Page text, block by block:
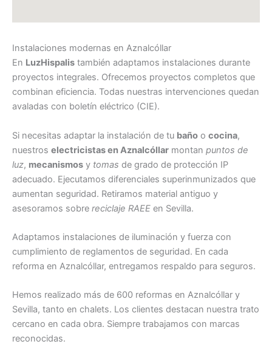
Instalaciones modernas en Aznalcóllar
En LuzHispalis también adaptamos instalaciones durante
proyectos integrales. Ofrecemos proyectos completos que
combinan eficiencia. Todas nuestras intervenciones quedan
avaladas con boletín eléctrico (CIE).
Si necesitas adaptar la instalación de tu baño o cocina,
nuestros electricistas en Aznalcóllar montan puntos de
luz, mecanismos y tomas de grado de protección IP
adecuado. Ejecutamos diferenciales superinmunizados que
aumentan seguridad. Retiramos material antiguo y
asesoramos sobre reciclaje RAEE en Sevilla.
Adaptamos instalaciones de iluminación y fuerza con
cumplimiento de reglamentos de seguridad. En cada
reforma en Aznalcóllar, entregamos respaldo para seguros.
Hemos realizado más de 600 reformas en Aznalcóllar y
Sevilla, tanto en chalets. Los clientes destacan nuestra trato
cercano en cada obra. Siempre trabajamos con marcas
reconocidas.